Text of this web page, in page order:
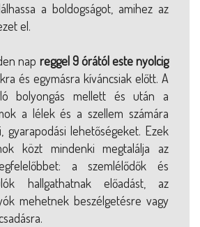
a boldogságot, amihez az
el.
nap reggel 9 órától este nyolcig
és egymásra kíváncsiak előtt. A
bolyongás mellett és után a
a lélek és a szellem számára
gyarapodási lehetőségeket. Ezek
közt mindenki megtalálja az
a szemlélődők és
hallgathatnak előadást, az
mehetnek beszélgetésre vagy